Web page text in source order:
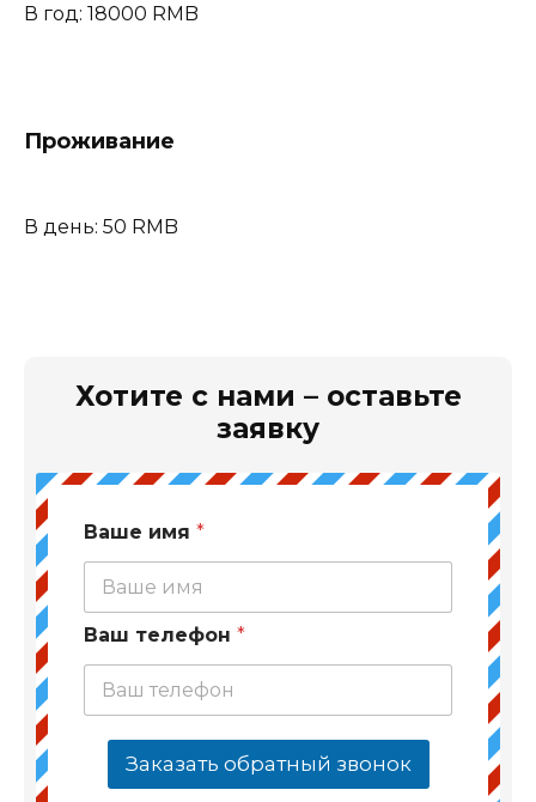
В год: 18000 RMB
Проживание
В день: 50 RMB
Хотите с нами – оставьте
заявку
Ваше имя *
Ваш телефон *
Заказать обратный звонок